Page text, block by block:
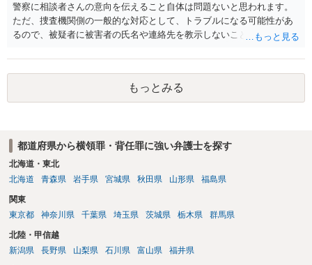
警察に相談者さんの意向を伝えること自体は問題ないと思われます。
ただ、捜査機関側の一般的な対応として、トラブルになる可能性があ
るので、被疑者に被害者の氏名や連絡先を教示しないことがあり得ま
でしたら、弁護士に依頼される必要が生じます。 なお、捜査機関の言
う「横領罪」は、相談の背景に記載されている事情から占有離脱物横
領罪を指すと思われます。 上記、ご参考ください。
もっとみる
都道府県から横領罪・背任罪に強い弁護士を探す
北海道・東北
北海道
青森県 岩手県 宮城県 秋田県 山形県 福島県
関東
東京都
神奈川県 千葉県 埼玉県 茨城県 栃木県 群馬県
北陸・甲信越
新潟県
長野県 山梨県 石川県 富山県 福井県